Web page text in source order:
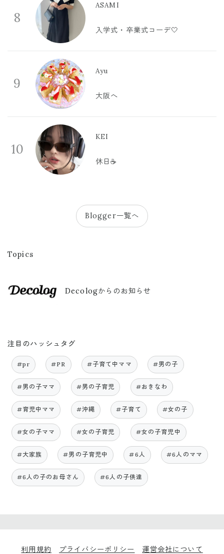
8
ASAMI
入学式・卒業式コーデ🤍
9
Ayu
大阪へ
10
KEI
休日☕️
Blogger一覧へ
Topics
Decologからのお知らせ
注目のハッシュタグ
#pr #PR #子育て中ママ #男の子
#男の子ママ #男の子育児 #おきなわ
#育児中ママ #沖縄 #子育て #女の子
#女の子ママ #女の子育児 #女の子育児中
#大家族 #男の子育児中 #6人 #6人のママ
#6人の子のお母さん #6人の子供達
利用規約 プライバシーポリシー 運営会社について